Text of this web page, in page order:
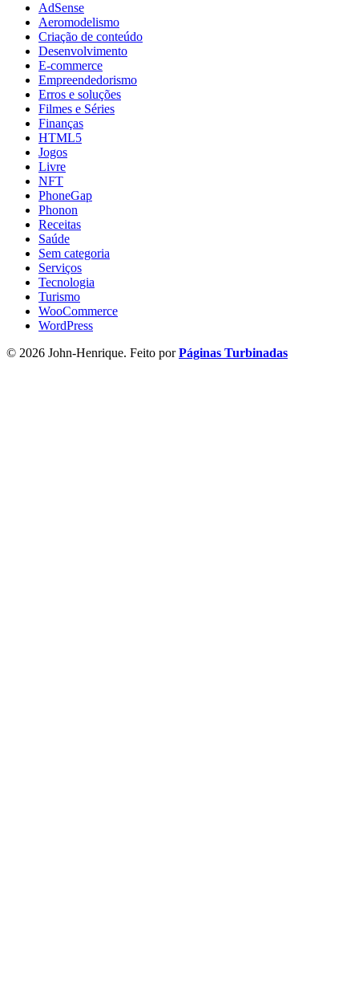
AdSense
Aeromodelismo
Criação de conteúdo
Desenvolvimento
E-commerce
Empreendedorismo
Erros e soluções
Filmes e Séries
Finanças
HTML5
Jogos
Livre
NFT
PhoneGap
Phonon
Receitas
Saúde
Sem categoria
Serviços
Tecnologia
Turismo
WooCommerce
WordPress
© 2026 John-Henrique. Feito porPáginas Turbinadas